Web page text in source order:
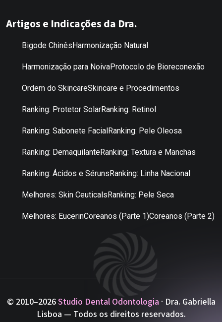
Artigos e Indicações da Dra.
Bigode ChinêsHarmonização Natural
Harmonização para NoivaProtocolo de Bioreconexão
Ordem do SkincareSkincare e Procedimentos
Ranking: Protetor SolarRanking: Retinol
Ranking: Sabonete FacialRanking: Pele Oleosa
Ranking: DemaquilanteRanking: Textura e Manchas
Ranking: Ácidos e SérunsRanking: Linha Nacional
Melhores: Skin CeuticalsRanking: Pele Seca
Melhores: EucerinCoreanos (Parte 1)Coreanos (Parte 2)
© 2010–2026Studio Dental Odontologia · Dra. Gabriella
Lisboa — Todos os direitos reservados.